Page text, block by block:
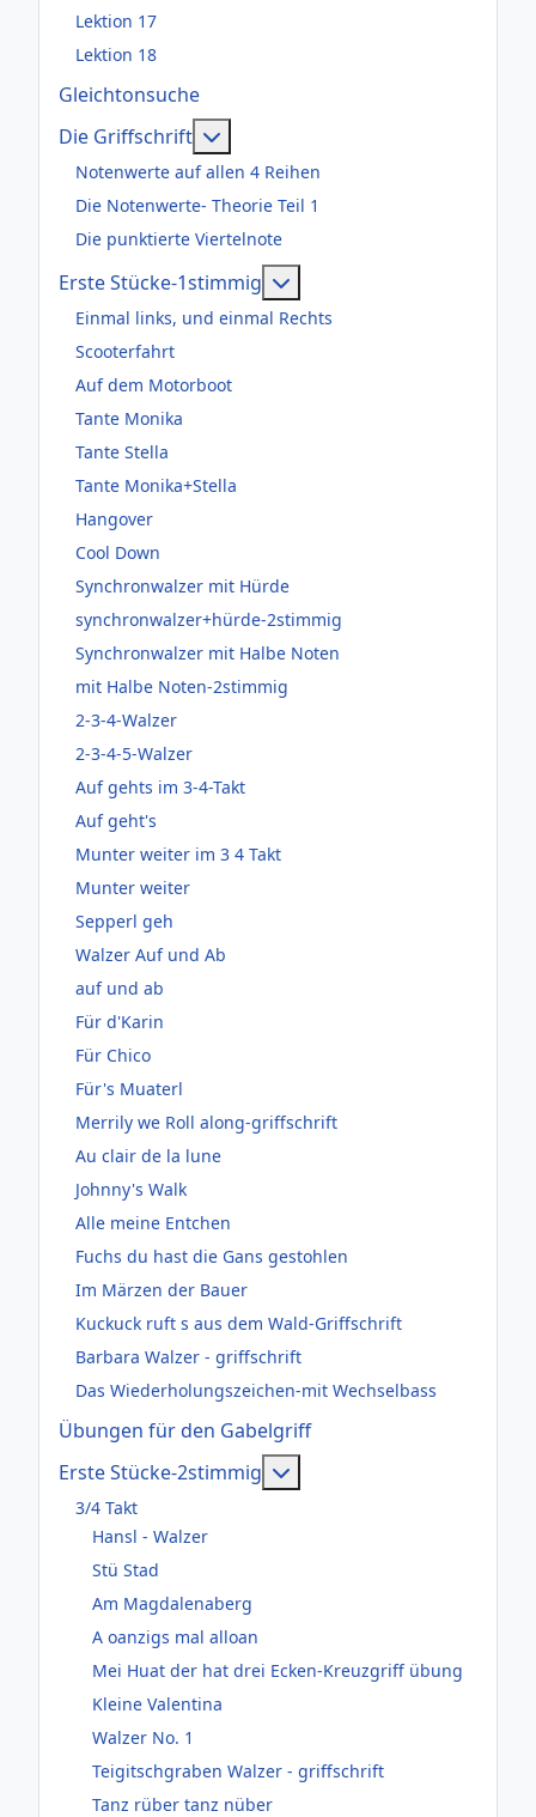
Lektion 17
Lektion 18
Gleichtonsuche
Die Griffschrift
Notenwerte auf allen 4 Reihen
Die Notenwerte- Theorie Teil 1
Die punktierte Viertelnote
Erste Stücke-1stimmig
Einmal links, und einmal Rechts
Scooterfahrt
Auf dem Motorboot
Tante Monika
Tante Stella
Tante Monika+Stella
Hangover
Cool Down
Synchronwalzer mit Hürde
synchronwalzer+hürde-2stimmig
Synchronwalzer mit Halbe Noten
mit Halbe Noten-2stimmig
2-3-4-Walzer
2-3-4-5-Walzer
Auf gehts im 3-4-Takt
Auf geht's
Munter weiter im 3 4 Takt
Munter weiter
Sepperl geh
Walzer Auf und Ab
auf und ab
Für d'Karin
Für Chico
Für's Muaterl
Merrily we Roll along-griffschrift
Au clair de la lune
Johnny's Walk
Alle meine Entchen
Fuchs du hast die Gans gestohlen
Im Märzen der Bauer
Kuckuck ruft s aus dem Wald-Griffschrift
Barbara Walzer - griffschrift
Das Wiederholungszeichen-mit Wechselbass
Übungen für den Gabelgriff
Erste Stücke-2stimmig
3/4 Takt
Hansl - Walzer
Stü Stad
Am Magdalenaberg
A oanzigs mal alloan
Mei Huat der hat drei Ecken-Kreuzgriff übung
Kleine Valentina
Walzer No. 1
Teigitschgraben Walzer - griffschrift
Tanz rüber tanz nüber